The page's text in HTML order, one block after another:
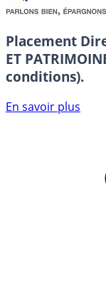
Placement
ET
conditions).
En savoir plus